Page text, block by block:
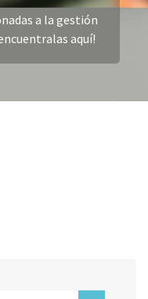
a la gestión
aquí!